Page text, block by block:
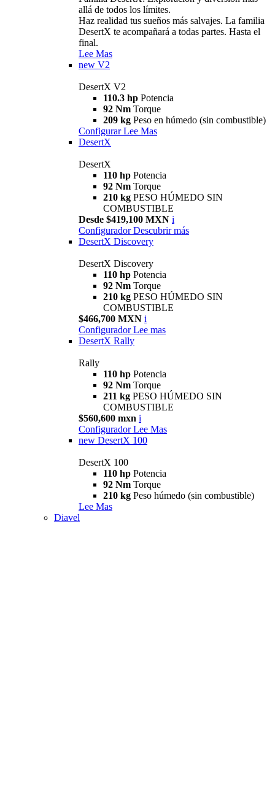
allá de todos los límites.
Haz realidad tus sueños más salvajes. La familia
DesertX te acompañará a todas partes. Hasta el
final.
Lee Mas
new V2
DesertX V2
110.3 hp Potencia
92 Nm Torque
209 kg Peso en húmedo (sin combustible)
Configurar Lee Mas
DesertX
DesertX
110 hp Potencia
92 Nm Torque
210 kg PESO HÚMEDO SIN
COMBUSTIBLE
Desde $419,100 MXN i
Configurador Descubrir más
DesertX Discovery
DesertX Discovery
110 hp Potencia
92 Nm Torque
210 kg PESO HÚMEDO SIN
COMBUSTIBLE
$466,700 MXN i
Configurador Lee mas
DesertX Rally
Rally
110 hp Potencia
92 Nm Torque
211 kg PESO HÚMEDO SIN
COMBUSTIBLE
$560,600 mxn i
Configurador Lee Mas
new DesertX 100
DesertX 100
110 hp Potencia
92 Nm Torque
210 kg Peso húmedo (sin combustible)
Lee Mas
Diavel